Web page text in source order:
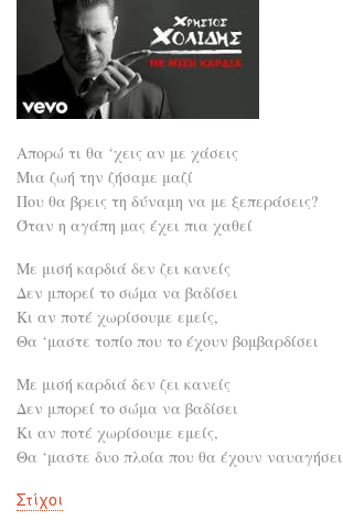
Απορώ τι θα ‘χεις αν με χάσεις
Μια ζωή την ζήσαμε μαζί
Που θα βρεις τη δύναμη να με ξεπεράσεις?
Όταν η αγάπη μας έχει πια χαθεί
Με μισή καρδιά δεν ζει κανείς
Δεν μπορεί το σώμα να βαδίσει
Κι αν ποτέ χωρίσουμε εμείς,
Θα ‘μαστε τοπίο που το έχουν βομβαρδίσει
Με μισή καρδιά δεν ζει κανείς
Δεν μπορεί το σώμα να βαδίσει
Κι αν ποτέ χωρίσουμε εμείς,
Θα ‘μαστε δυο πλοία που θα έχουν ναυαγήσει
Στίχοι